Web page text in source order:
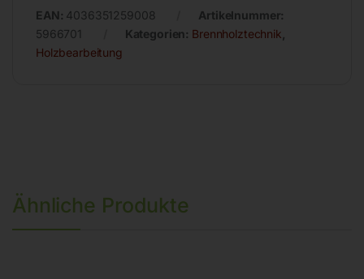
EAN: 4036351259008
Artikelnummer:
5966701
Kategorien: Brennholztechnik
Holzbearbeitung
Ähnliche Produkte